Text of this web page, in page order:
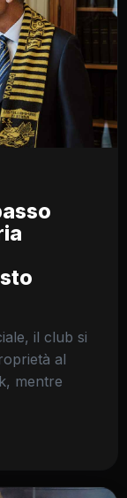
il club si
al
mentre